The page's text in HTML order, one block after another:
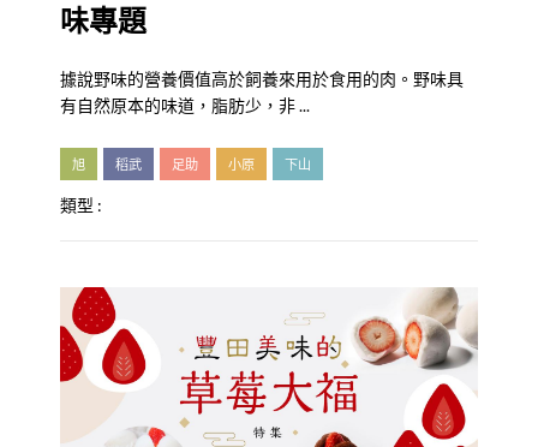
味專題
據說野味的營養價值高於飼養來用於食用的肉。野味具
有自然原本的味道，脂肪少，非 ...
旭 稻武 足助 小原 下山
類型 :